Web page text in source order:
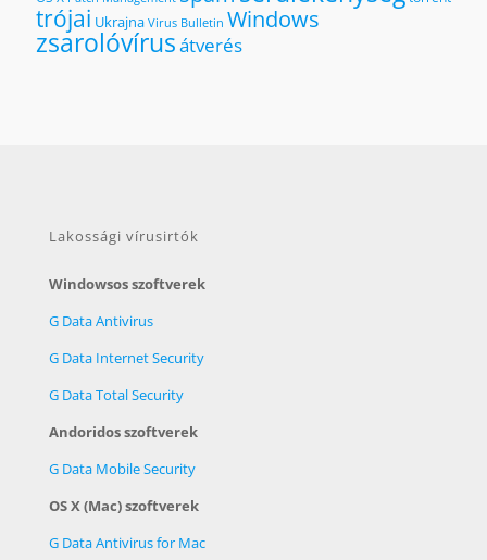
trójai Ukrajna Virus Bulletin Windows
zsarolóvírusátverés
Lakossági vírusirtók
Windowsos szoftverek
G Data Antivirus
G Data Internet Security
G Data Total Security
Andoridos szoftverek
G Data Mobile Security
OS X (Mac) szoftverek
G Data Antivirus for Mac